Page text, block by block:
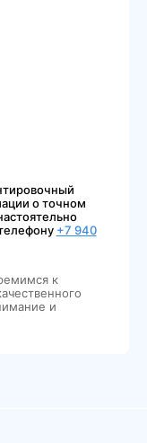
о точном
+7 940
к
и